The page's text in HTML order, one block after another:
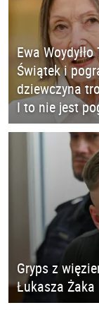
Ewa
Świątek i
dziewczyna
I to nie jest
Gryps z
Łukasza Żaka